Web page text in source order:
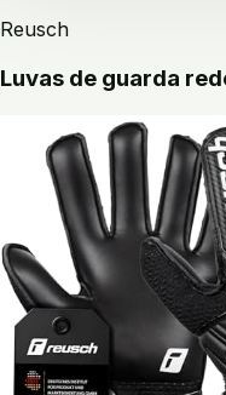
Reusch
Luvas de guarda